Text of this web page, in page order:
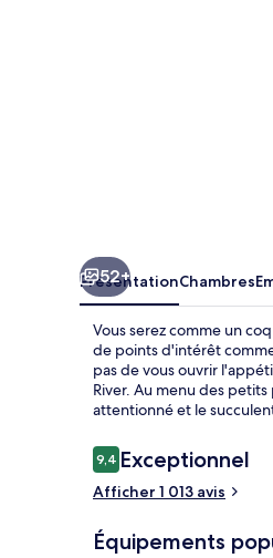
52+
PrésentationChambres
Vous serez comme un
de points d'intérêt
pas de vous ouvrir
River. Au menu des
attentionné et le
Avis
voyageurs
9,49,4 sur 10
Exceptionnel
Afficher 1 013 avis
Équipements